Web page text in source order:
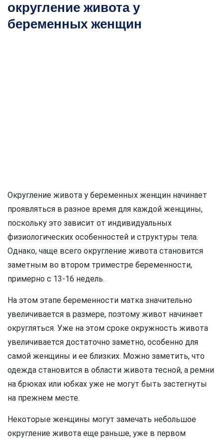
округление живота у
беременных женщин
Округление живота у беременных женщин начинает
проявляться в разное время для каждой женщины,
поскольку это зависит от индивидуальных
физиологических особенностей и структуры тела.
Однако, чаще всего округление живота становится
заметным во втором триместре беременности,
примерно с 13-16 недель.
На этом этапе беременности матка значительно
увеличивается в размере, поэтому живот начинает
округляться. Уже на этом сроке окружность живота
увеличивается достаточно заметно, особенно для
самой женщины и ее близких. Можно заметить, что
одежда становится в области живота тесной, а ремни
на брюках или юбках уже не могут быть застегнуты
на прежнем месте.
Некоторые женщины могут замечать небольшое
округление живота еще раньше, уже в первом